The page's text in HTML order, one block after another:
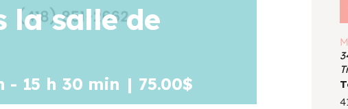
la salle de
- 15 h 30 min | 75.00$